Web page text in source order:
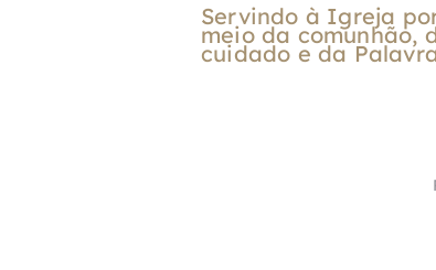
Servindo à Igreja
meio da comunhão,
cuidado e da